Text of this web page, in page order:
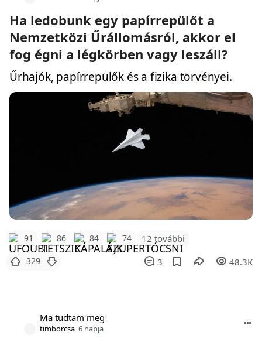
Ha ledobunk egy papírrepülőt a
Nemzetközi Űrállomásról, akkor el
fog égni a légkörben vagy leszáll?
Űrhajók, papírrepülők és a fizika törvényei.
91 86 84 74 12 további
329 3 48.3K
Ma tudtam meg
timborcsa 6 napja